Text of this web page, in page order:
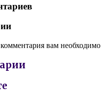
вам необходимо